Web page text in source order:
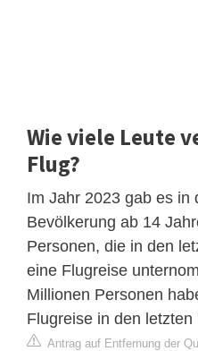
Wie viele Leute
Flug?
Im Jahr 2023 gab es in
Bevölkerung ab 14
Personen, die in den
eine Flugreise
Millionen Personen
Flugreise in den
Antrag auf Entfernung der